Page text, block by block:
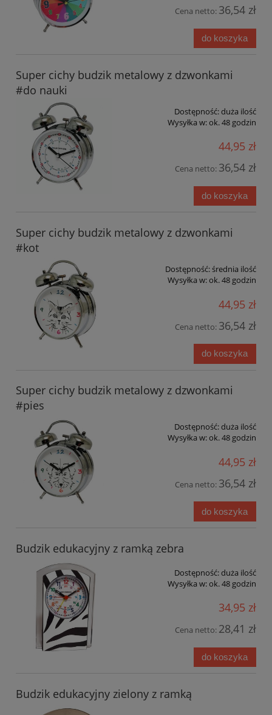
Cena netto: 36,54 zł
do koszyka
Super cichy budzik metalowy z dzwonkami
#do nauki
Dostępność:duża ilość
Wysyłka w:ok. 48 godzin
44,95 zł
Cena netto: 36,54 zł
do koszyka
Super cichy budzik metalowy z dzwonkami
#kot
Dostępność:średnia ilość
Wysyłka w:ok. 48 godzin
44,95 zł
Cena netto: 36,54 zł
do koszyka
Super cichy budzik metalowy z dzwonkami
#pies
Dostępność:duża ilość
Wysyłka w:ok. 48 godzin
44,95 zł
Cena netto: 36,54 zł
do koszyka
Budzik edukacyjny z ramką zebra
Dostępność:duża ilość
Wysyłka w:ok. 48 godzin
34,95 zł
Cena netto: 28,41 zł
do koszyka
Budzik edukacyjny zielony z ramką